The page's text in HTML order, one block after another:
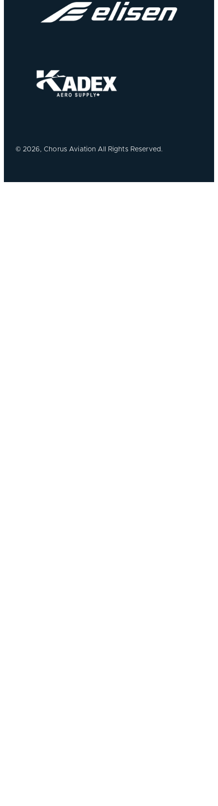
© 2026, Chorus Aviation All Rights Reserved.